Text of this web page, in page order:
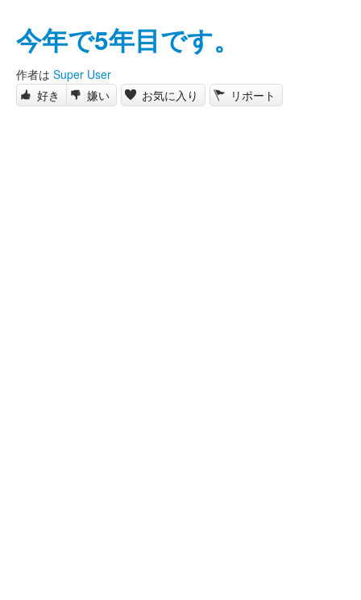
今年で5年目です。
作者は Super User
好き
嫌い お気に入り リポート